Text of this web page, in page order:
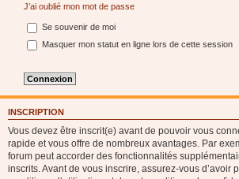
J’ai oublié mon mot de passe
Se souvenir de moi
Masquer mon statut en ligne lors de cette session
INSCRIPTION
Vous devez être inscrit(e) avant de pouvoir vous
rapide et vous offre de nombreux avantages. Par
forum peut accorder des fonctionnalités
inscrits. Avant de vous inscrire, assurez-vous d’avoir